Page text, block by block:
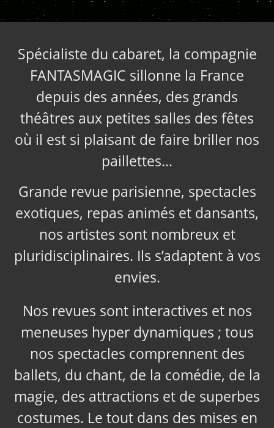
Spécialiste du cabaret, la compagnie
FANTASMAGIC sillonne la France
depuis des années, des grands
théâtres aux petites salles des fêtes
où il est si plaisant de faire briller nos
paillettes…
Grande revue parisienne, spectacles
exotiques, repas animés et dansants,
nos artistes sont nombreux et
pluridisciplinaires. Ils s’adaptent à vos
envies.
Nos revues sont interactives et nos
meneuses hyper dynamiques ; tous
nos spectacles comprennent des
ballets, du chant, de la comédie, de la
magie, des attractions et de superbes
costumes. Le tout dans des mises en